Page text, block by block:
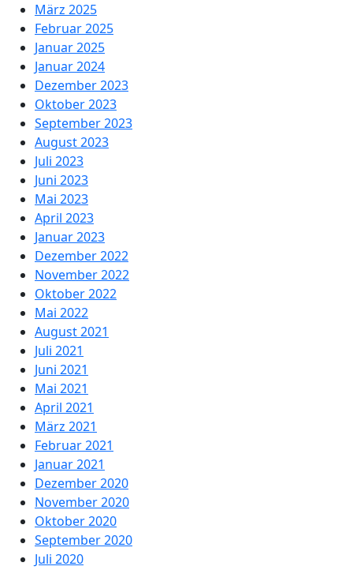
März 2025
Februar 2025
Januar 2025
Januar 2024
Dezember 2023
Oktober 2023
September 2023
August 2023
Juli 2023
Juni 2023
Mai 2023
April 2023
Januar 2023
Dezember 2022
November 2022
Oktober 2022
Mai 2022
August 2021
Juli 2021
Juni 2021
Mai 2021
April 2021
März 2021
Februar 2021
Januar 2021
Dezember 2020
November 2020
Oktober 2020
September 2020
Juli 2020